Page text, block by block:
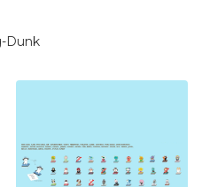
Dunk